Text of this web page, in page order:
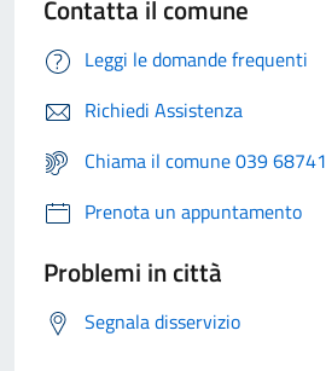
Contatta il comune
Leggi le domande frequenti
Richiedi Assistenza
Chiama il comune 039 68741
Prenota un appuntamento
Problemi in città
Segnala disservizio